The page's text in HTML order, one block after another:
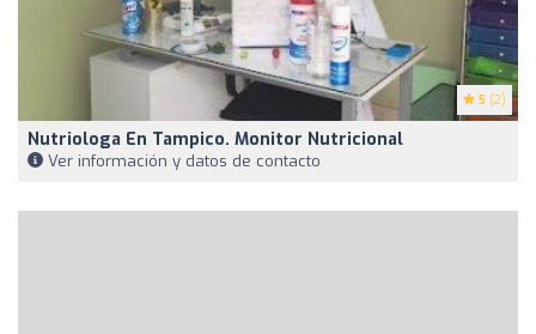
5 (2)
Nutriologa En Tampico. Monitor Nutricional
Ver información y datos de contacto